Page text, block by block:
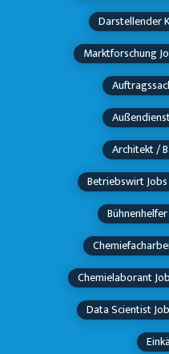
Darstellender
Marktforschung
Architekt /
Betriebswirt Jobs
Chemielaborant
Data Scientist